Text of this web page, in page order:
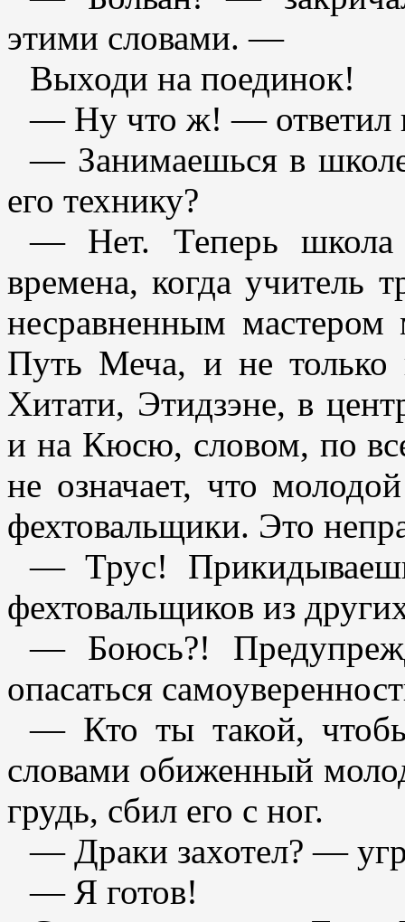
этими словами. —
Выходи на поединок!
— Ну что ж! — ответил
— Занимаешься в
его технику?
— Нет. Теперь школа
времена, когда учитель
несравненным мастером
Путь Меча, и не
Хитати, Этидзэне, в
и на Кюсю, словом, по
не означает, что
фехтовальщики. Это
— Трус!
фехтовальщиков из
— Боюсь?!
опасаться
— Кто ты такой,
словами обиженный
грудь, сбил его с ног.
— Драки захотел? —
— Я готов!